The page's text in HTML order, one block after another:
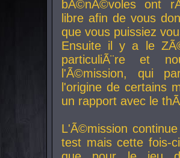
bÃ©nÃ©voles ont
libre afin de vous
que vous puissiez
Ensuite il y a le
particuliÃ¨re et
l'Ã©mission, qui
l'origine de certains
un rapport avec le
L'Ã©mission
test mais cette fois-